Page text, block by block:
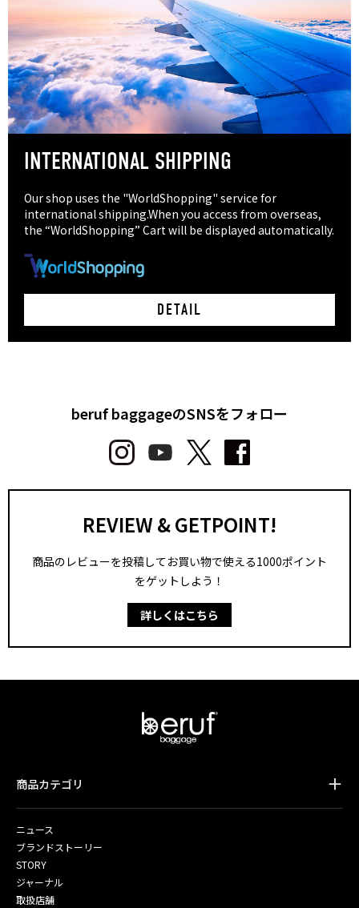
INTERNATIONAL SHIPPING
Our shop uses the "WorldShopping" service for
international shipping.When you access from overseas,
the “WorldShopping” Cart will be displayed automatically.
DETAIL
beruf baggageのSNSをフォロー
REVIEW & GETPOINT!
商品のレビューを投稿してお買い物で使える1000ポイント
をゲットしよう！
詳しくはこちら
商品カテゴリ
ニュース
ブランドストーリー
STORY
ジャーナル
取扱店舗